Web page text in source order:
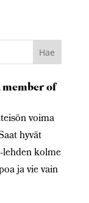
of
voima
hyvät
kolme
ja vie vain